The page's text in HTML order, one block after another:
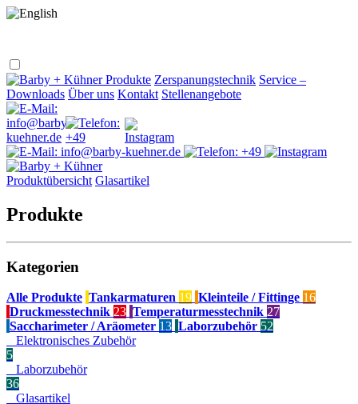
Produkte Zerspanungstechnik Service –
Downloads Über uns Kontakt Stellenangebote
Produktübersicht Glasartikel
Produkte
Kategorien
Alle Produkte Tankarmaturen 19 Kleinteile / Fittinge 16
Druckmesstechnik 23 Temperaturmesstechnik 27
Saccharimeter / Aräometer 13 Laborzubehör 52
Elektronisches Zubehör
5
Laborzubehör
36
Glasartikel